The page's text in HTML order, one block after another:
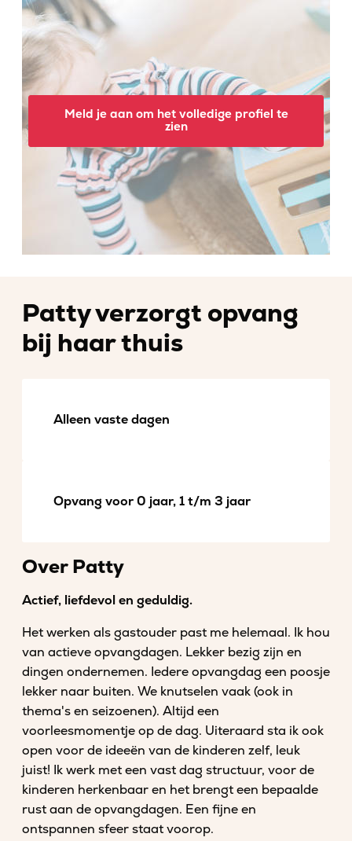
Meld je aan om het volledige profiel te
zien
Patty verzorgt opvang
bij haar thuis
Alleen vaste dagen
Opvang voor 0 jaar, 1 t/m 3 jaar
Over Patty
Actief, liefdevol en geduldig.
Het werken als gastouder past me helemaal. Ik hou
van actieve opvangdagen. Lekker bezig zijn en
dingen ondernemen. Iedere opvangdag een poosje
lekker naar buiten. We knutselen vaak (ook in
thema's en seizoenen). Altijd een
voorleesmomentje op de dag. Uiteraard sta ik ook
open voor de ideeën van de kinderen zelf, leuk
juist! Ik werk met een vast dag structuur, voor de
kinderen herkenbaar en het brengt een bepaalde
rust aan de opvangdagen. Een fijne en
ontspannen sfeer staat voorop.